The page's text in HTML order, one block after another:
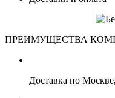
ПРЕИМУЩЕСТВА
Доставка по